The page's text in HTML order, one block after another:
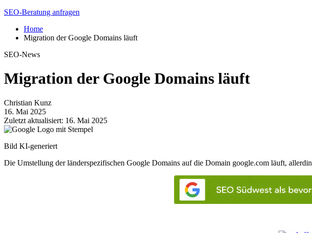
SEO-Beratung anfragen
Home
Migration der Google Domains läuft
SEO-News
Migration der Google Domains läuft
Christian Kunz
16. Mai 2025
Zuletzt aktualisiert: 16. Mai 2025
Bild KI-generiert
Die Umstellung der länderspezifischen Google Domains auf die Domain google.com läuft,